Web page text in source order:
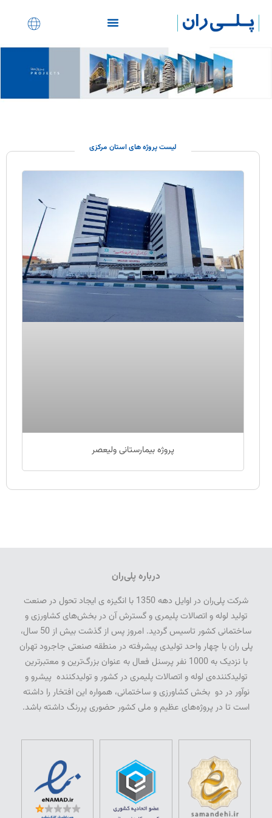
لیست پروژه های استان مرکزی
پروژه بیمارستانی ولیعصر
درباره پلی‌ران
شرکت پلی­‌ران در اوایل دهه 1350 با انگیزه­ ی ایجاد تحول در صنعت
تولید لوله و اتصالات پلیمری و گسترش آن در بخش‌­های کشاورزی و
ساختمانی کشور تاسیس گردید. امروز پس از گذشت بیش از 50 سال­،
پلی­ ران با چهار واحد تولیدی پیشرفته در منطقه صنعتی جاجرود تهران
با نزدیک به 1000 نفر پرسنل فعال به عنوان بزرگ‌ترین و معتبرترین
تولیدکننده‌ی لوله و اتصالات پلیمری در کشور و تولیدکننده پیشرو و
نوآور در دو بخش کشاورزی و ساختمانی، همواره این افتخار را داشته
است تا در پروژه‌های عظیم و ملی کشور حضوری پررنگ داشته باشد.